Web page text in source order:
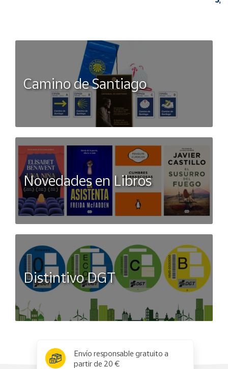
Camino de Santiago
Novedades en Libros
Distintivo DGT
Envío responsable gratuito a
partir de 20 €